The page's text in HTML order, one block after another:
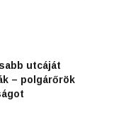
utcáját
– polgárőrök